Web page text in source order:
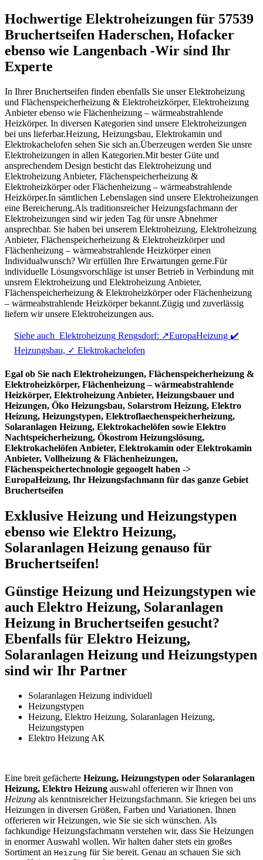
Hochwertige Elektroheizungen für 57539
Bruchertseifen Haderschen, Hofacker
ebenso wie Langenbach -Wir sind Ihr
Experte
In Ihrer Bruchertseifen finden ebenfalls Sie unser Elektroheizung
und Flächenspeicherheizung & Elektroheizkörper, Elektroheizung
Anbieter ebenso wie Flächenheizung – wärmeabstrahlende
Heizkörper. In diversen Kategorien sind unsere Elektroheizungen
bei uns lieferbar.Heizung, Heizungsbau, Elektrokamin und
Elektrokachelofen sehen Sie sich an.Überzeugen werden Sie unsre
Elektroheizungen in allen Kategorien.Mit bester Güte und
ansprechendem Design besticht das Elektroheizung und
Elektroheizung Anbieter, Flächenspeicherheizung &
Elektroheizkörper oder Flächenheizung – wärmeabstrahlende
Heizkörper.In sämtlichen Lebenslagen sind unsere Elektroheizungen
eine Bereicherung.Als traditionsreicher Heizungsfachmann der
Elektroheizungen sind wir jeden Tag für unsre Abnehmer
ansprechbar. Sie haben bei unserem Elektroheizung, Elektroheizung
Anbieter, Flächenspeicherheizung & Elektroheizkörper und
Flächenheizung – wärmeabstrahlende Heizkörper einen
Individualwunsch? Wir erfüllen Ihre Erwartungen gerne.Für
individuelle Lösungsvorschläge ist unser Betrieb in Verbindung mit
unsrem Elektroheizung und Elektroheizung Anbieter,
Flächenspeicherheizung & Elektroheizkörper oder Flächenheizung
– wärmeabstrahlende Heizkörper bekannt.Zügig und zuverlässig
liefern wir unsere Elektroheizungen aus.
Siehe auch Elektroheizung Rengsdorf: ↗️EuropaHeizung ✔️
Heizungsbau, ✓ Elektrokachelofen
Egal ob Sie nach Elektroheizungen, Flächenspeicherheizung &
Elektroheizkörper, Flächenheizung – wärmeabstrahlende
Heizkörper, Elektroheizung Anbieter, Heizungsbauer und
Heizungen, Öko Heizungsbau, Solarstrom Heizung, Elektro
Heizung, Heizungstypen, Elektroflaechenspeicherheizung,
Solaranlagen Heizung, Elektrokachelöfen sowie Elektro
Nachtspeicherheizung, Ökostrom Heizungslösung,
Elektrokachelöfen Anbieter, Elektrokamin oder Elektrokamin
Anbieter, Vollheizung & Flächenheizungen,
Flächenspeichertechnologie gegoogelt haben ->
EuropaHeizung, Ihr Heizungsfachmann für das ganze Gebiet
Bruchertseifen
Exklusive Heizung und Heizungstypen
ebenso wie Elektro Heizung,
Solaranlagen Heizung genauso für
Bruchertseifen!
Günstige Heizung und Heizungstypen wie
auch Elektro Heizung, Solaranlagen
Heizung in Bruchertseifen gesucht?
Ebenfalls für Elektro Heizung,
Solaranlagen Heizung und Heizungstypen
sind wir Ihr Partner
Solaranlagen Heizung individuell
Heizungstypen
Heizung, Elektro Heizung, Solaranlagen Heizung,
Heizungstypen
Elektro Heizung AK
Eine breit gefächerte Heizung, Heizungstypen oder Solaranlagen
Heizung, Elektro Heizung auswahl offerieren wir Ihnen von
Heizung als kenntnisreicher Heizungsfachmann. Sie kriegen bei uns
Heizungen in diversen Größen, Farben und Variationen. Ihnen
offerieren wir Heizungen, wie Sie sie sich wünschen. Als
fachkundige Heizungsfachmann verstehen wir, dass Sie Heizungen
in enormer Auswahl wollen. Wir halten daher stets ein großes
Sortiment an Heizung für Sie bereit. Genau an schauen Sie sich